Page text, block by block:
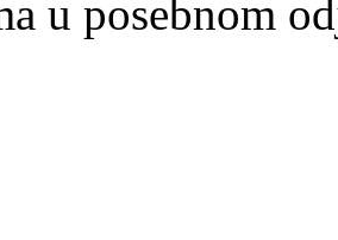
u posebnom